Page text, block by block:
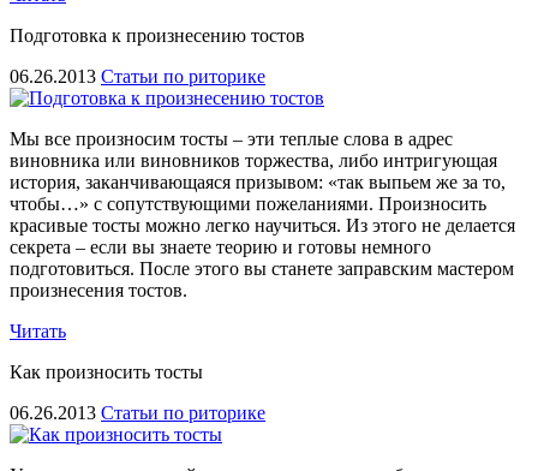
Подготовка к произнесению тостов
06.26.2013 Статьи по риторике
Мы все произносим тосты – эти теплые слова в адрес
виновника или виновников торжества, либо интригующая
история, заканчивающаяся призывом: «так выпьем же за то,
чтобы…» с сопутствующими пожеланиями. Произносить
красивые тосты можно легко научиться. Из этого не делается
секрета – если вы знаете теорию и готовы немного
подготовиться. После этого вы станете заправским мастером
произнесения тостов.
Читать
Как произносить тосты
06.26.2013 Статьи по риторике